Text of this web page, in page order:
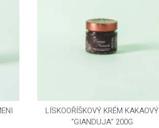
LÍSKOOŘÍŠKOVÝ KRÉM KAKAOVÝ
“GIANDUJA” 200G